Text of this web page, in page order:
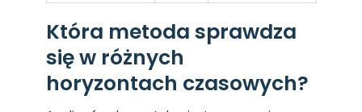
Która metoda sprawdza
się w różnych
horyzontach czasowych?